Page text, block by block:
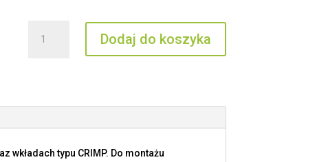
CDFA
Dodaj do koszyka
wkładach typu CRIMP. Do montażu